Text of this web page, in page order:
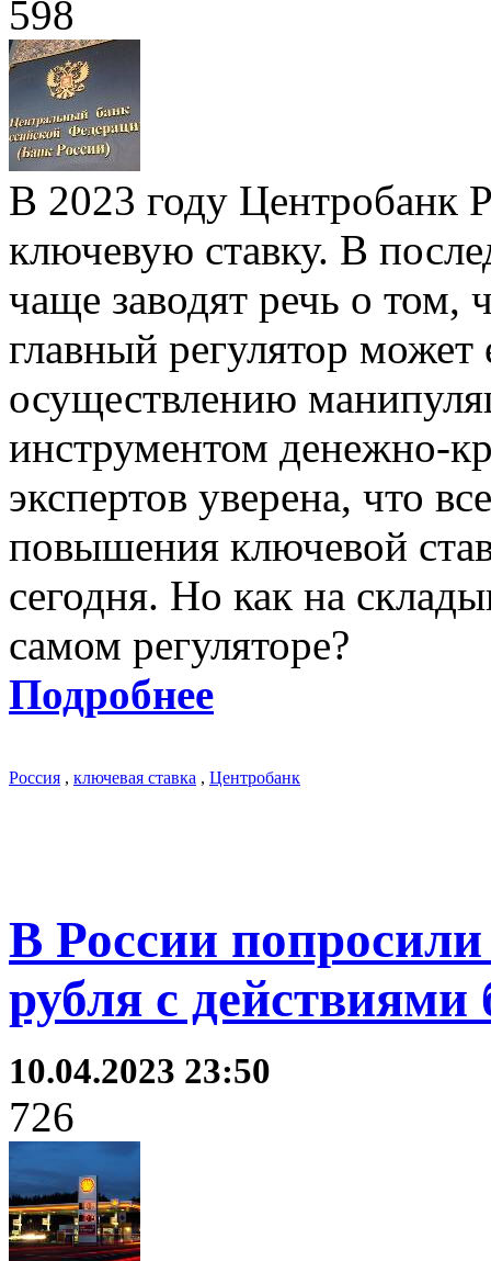
598
В 2023 году Центробанк
ключевую ставку. В
чаще заводят речь о том,
главный регулятор может
осуществлению
инструментом денежно-
экспертов уверена, что
повышения ключевой
сегодня. Но как на
самом регуляторе?
Подробнее
Россия , ключевая ставка , Центробанк
В России
рубля с действиями
10.04.2023 23:50
726